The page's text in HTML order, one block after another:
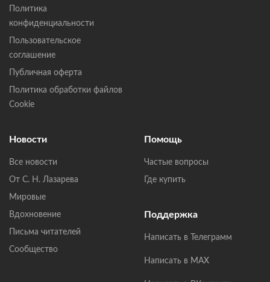
Политика
конфиденциальности
Пользовательское
соглашение
Публичная оферта
Политика обработки файлов
Cookie
Новости
Все новости
От С. Н. Лазарева
Мировые
Вдохновение
Письма читателей
Сообщество
Помощь
Частые вопросы
Где купить
Поддержка
Написать в Телеграмм
Написать в MAX